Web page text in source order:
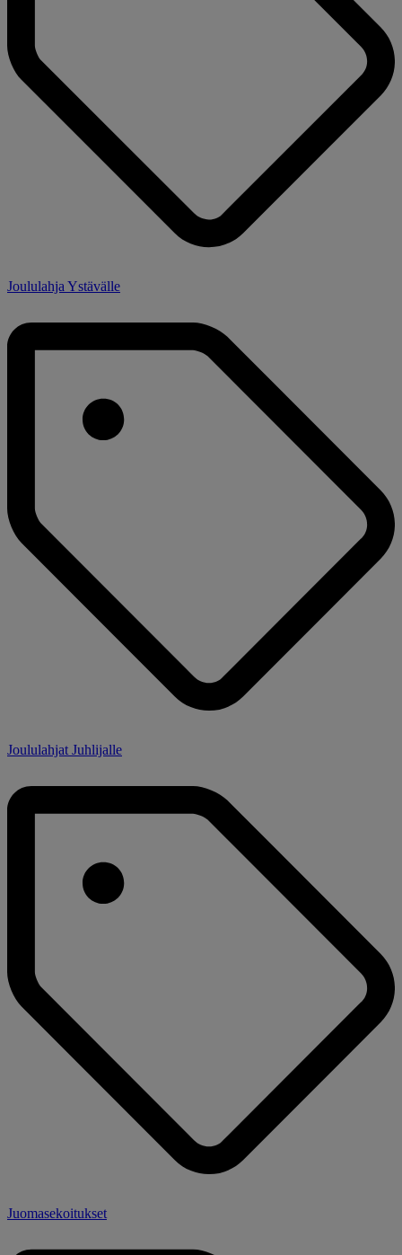
Joululahja Ystävälle
Joululahjat Juhlijalle
Juomasekoitukset